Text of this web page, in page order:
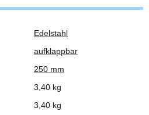
Edelstahl
aufklappbar
250 mm
3,40 kg
3,40 kg